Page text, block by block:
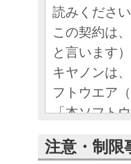
読みください
この契約は
と言います
キヤノンは
フトウエア
「本ソフト
条項に基づ
ものとしま
注意・制限